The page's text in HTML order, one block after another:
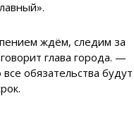
ждём, следим за
говорит глава города. —
обязательства будут